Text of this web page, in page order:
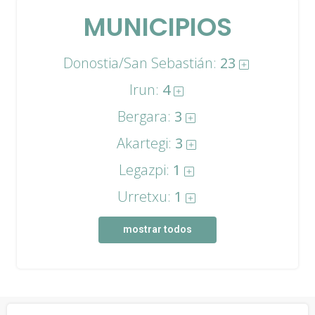
MUNICIPIOS
Donostia/San Sebastián: 23
Irun: 4
Bergara: 3
Akartegi: 3
Legazpi: 1
Urretxu: 1
mostrar todos